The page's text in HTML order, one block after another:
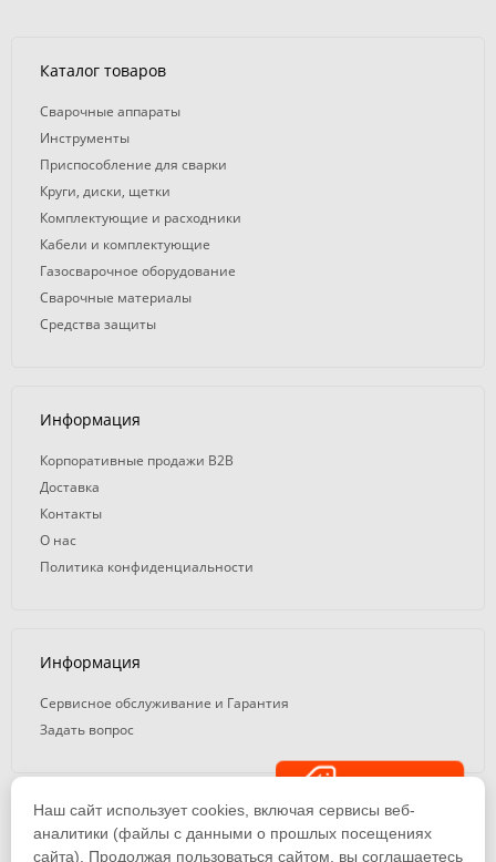
Каталог товаров
Сварочные аппараты
Инструменты
Приспособление для сварки
Круги, диски, щетки
Комплектующие и расходники
Кабели и комплектующие
Газосварочное оборудование
Сварочные материалы
Средства защиты
Информация
Корпоративные продажи B2B
Доставка
Контакты
О нас
Политика конфиденциальности
Информация
Сервисное обслуживание и Гарантия
Задать вопрос
© 2008 — 2026. ООО «ТК Вэлд Плюс»
Наш сайт использует cookies, включая сервисы веб-
аналитики (файлы с данными о прошлых посещениях
сайта). Продолжая пользоваться сайтом, вы соглашаетесь